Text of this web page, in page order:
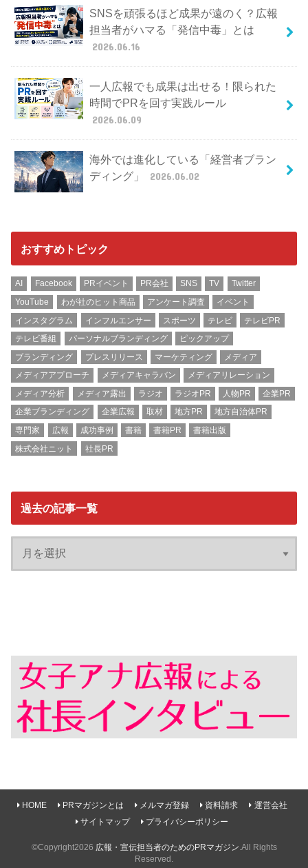
SNSを頑張るほど成果が遠のく？広報
担当者がハマる「発信中毒」とは
2026.06.16
一人広報でも成果は出せる！限られた
時間でPRを回す実践ルール
2026.06.09
海外では進化している「経営者ブラン
ディング」
2026.06.02
おすすめトピック
AI Facebook PRイベント PR会社 SNS TV
Twitter
YouTube
わが社のヒット商品 アンケート調査
イベント
インスタグラム
インフルエンサー スポーツ テレビ
テレビPR
テレビ番組
パーソナルブランディング
ピックアップ
ブランディング
プレスリリース マーケティング
メディア
メディアアプローチ
メディアキャラバン
メディアリレーション
メディア分析
メディア露出 ラジオ ラジオPR 人物PR
企業PR
企業ブランディング
企業広報 取材 地方PR
地方自治体PR
専門家
広報 成功事例 書籍 書籍PR
書籍出版
株式会社ニット
社長PR
過去の記事一覧
HOME PRマガジンとは メルマガ登録 資料請求
運営会社
サイトマップ
プライバシーポリシー
©Copyright2026 広報・宣伝担当者のためのPRマガジン .All Rights
Reserved.